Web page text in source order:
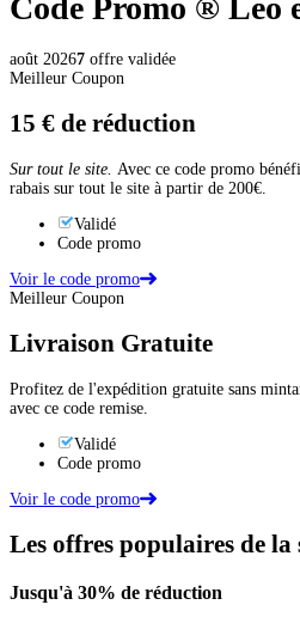
Code Promo ® Leo
août 20267 offre validée
Meilleur Coupon
15 € de réduction
Sur tout le site. Avec ce code promo
rabais sur tout le site à partir de 200€.
Validé
Code promo
Voir le code promo
Meilleur Coupon
Livraison Gratuite
Profitez de l'expédition gratuite sans
avec ce code remise.
Validé
Code promo
Voir le code promo
Les offres populaires de la
Jusqu'à 30% de réduction